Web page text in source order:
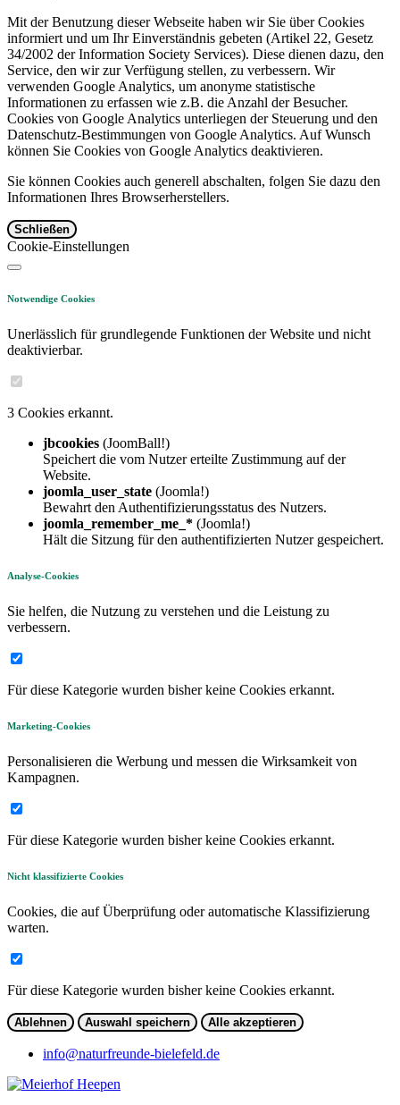
Mit der Benutzung dieser Webseite haben wir Sie über Cookies
informiert und um Ihr Einverständnis gebeten (Artikel 22, Gesetz
34/2002 der Information Society Services). Diese dienen dazu, den
Service, den wir zur Verfügung stellen, zu verbessern. Wir
verwenden Google Analytics, um anonyme statistische
Informationen zu erfassen wie z.B. die Anzahl der Besucher.
Cookies von Google Analytics unterliegen der Steuerung und den
Datenschutz-Bestimmungen von Google Analytics. Auf Wunsch
können Sie Cookies von Google Analytics deaktivieren.
Sie können Cookies auch generell abschalten, folgen Sie dazu den
Informationen Ihres Browserherstellers.
Schließen
Cookie-Einstellungen
Notwendige Cookies
Unerlässlich für grundlegende Funktionen der Website und nicht
deaktivierbar.
3 Cookies erkannt.
jbcookies (JoomBall!)
Speichert die vom Nutzer erteilte Zustimmung auf der
Website.
joomla_user_state (Joomla!)
Bewahrt den Authentifizierungsstatus des Nutzers.
joomla_remember_me_* (Joomla!)
Hält die Sitzung für den authentifizierten Nutzer gespeichert.
Analyse-Cookies
Sie helfen, die Nutzung zu verstehen und die Leistung zu
verbessern.
Für diese Kategorie wurden bisher keine Cookies erkannt.
Marketing-Cookies
Personalisieren die Werbung und messen die Wirksamkeit von
Kampagnen.
Für diese Kategorie wurden bisher keine Cookies erkannt.
Nicht klassifizierte Cookies
Cookies, die auf Überprüfung oder automatische Klassifizierung
warten.
Für diese Kategorie wurden bisher keine Cookies erkannt.
Ablehnen Auswahl speichern Alle akzeptieren
info@naturfreunde-bielefeld.de